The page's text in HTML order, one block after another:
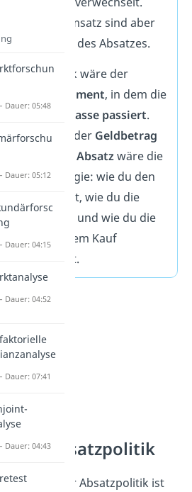
und Umsatz sind aber
des Absatzes.
deinem Kiosk wäre der
Moment, in dem die
Kasse passiert.
Umsatz ist der Geldbetrag
Aber der Absatzwäre die
Strategie: wie du den
anordnest, wie du die
festlegst und wie du die
nach dem Kauf
hältst.
der Absatzpolitik
Hauptziel der Absatzpolitik ist
Dauer: 05:48
Dauer: 05:12
Dauer: 04:15
Dauer: 04:52
Dauer: 07:41
Dauer: 04:43